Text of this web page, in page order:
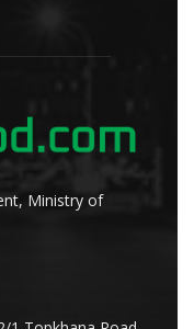
Ministry of